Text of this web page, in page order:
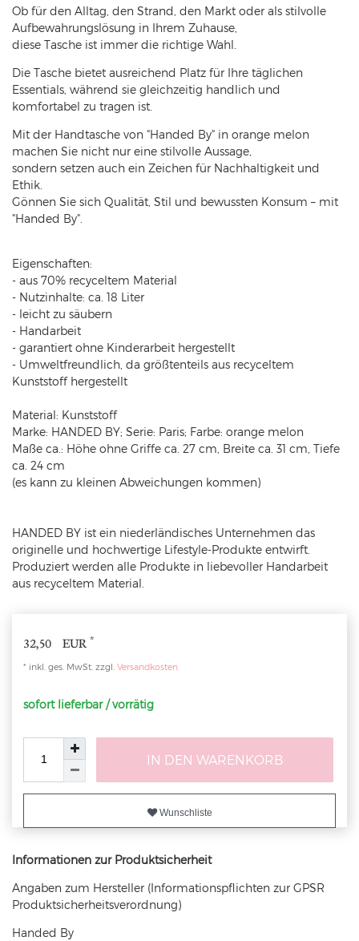
Ob für den Alltag, den Strand, den Markt oder als stilvolle
Aufbewahrungslösung in Ihrem Zuhause,
diese Tasche ist immer die richtige Wahl.
Die Tasche bietet ausreichend Platz für Ihre täglichen
Essentials, während sie gleichzeitig handlich und
komfortabel zu tragen ist.
Mit der Handtasche von "Handed By" in orange melon
machen Sie nicht nur eine stilvolle Aussage,
sondern setzen auch ein Zeichen für Nachhaltigkeit und
Ethik.
Gönnen Sie sich Qualität, Stil und bewussten Konsum – mit
"Handed By".
Eigenschaften:
- aus 70% recyceltem Material
- Nutzinhalte: ca. 18 Liter
- leicht zu säubern
- Handarbeit
- garantiert ohne Kinderarbeit hergestellt
- Umweltfreundlich, da größtenteils aus recyceltem
Kunststoff hergestellt
Material: Kunststoff
Marke: HANDED BY; Serie: Paris; Farbe: orange melon
Maße ca.: Höhe ohne Griffe ca. 27 cm, Breite ca. 31 cm, Tiefe
ca. 24 cm
(es kann zu kleinen Abweichungen kommen)
HANDED BY ist ein niederländisches Unternehmen das
originelle und hochwertige Lifestyle-Produkte entwirft.
Produziert werden alle Produkte in liebevoller Handarbeit
aus recyceltem Material.
32,50 EUR *
* inkl. ges. MwSt. zzgl. Versandkosten
sofort lieferbar / vorrätig
IN DEN WARENKORB
Wunschliste
Informationen zur Produktsicherheit
Angaben zum Hersteller (Informationspflichten zur GPSR
Produktsicherheitsverordnung)
Handed By